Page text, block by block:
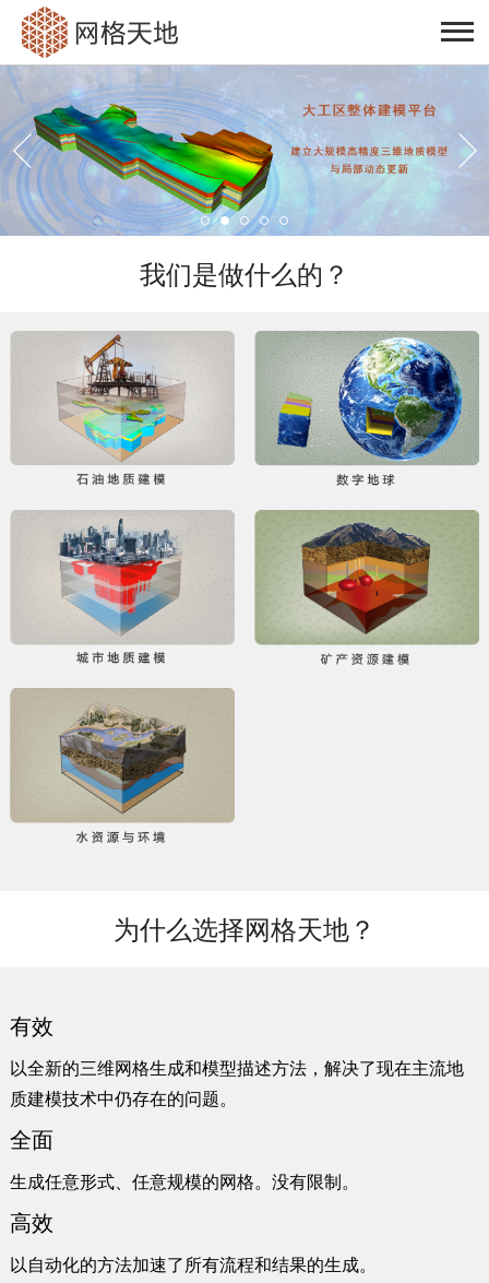
我们是做什么的？
为什么选择网格天地？
有效
以全新的三维网格生成和模型描述方法，解决了现在主流地
质建模技术中仍存在的问题。
全面
生成任意形式、任意规模的网格。没有限制。
高效
以自动化的方法加速了所有流程和结果的生成。